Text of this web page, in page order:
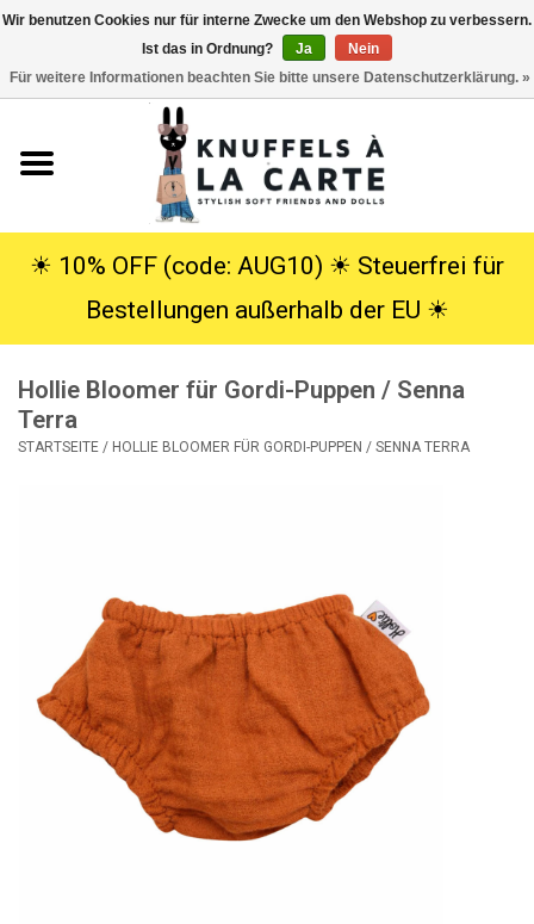
Kuscheltiere
SALE
Geschenke
☀︎ 10% OFF (code: AUG10) ☀︎ Steuerfrei für
Bestellungen außerhalb der EU ☀︎
Hollie Bloomer für Gordi-Puppen / Senna
Terra
STARTSEITE / HOLLIE BLOOMER FÜR GORDI-PUPPEN / SENNA TERRA
Wir benutzen Cookies nur für interne Zwecke um den Webshop zu verbessern.
Ist das in Ordnung?
Ja
Nein
Für weitere Informationen beachten Sie bitte unsere Datenschutzerklärung. »